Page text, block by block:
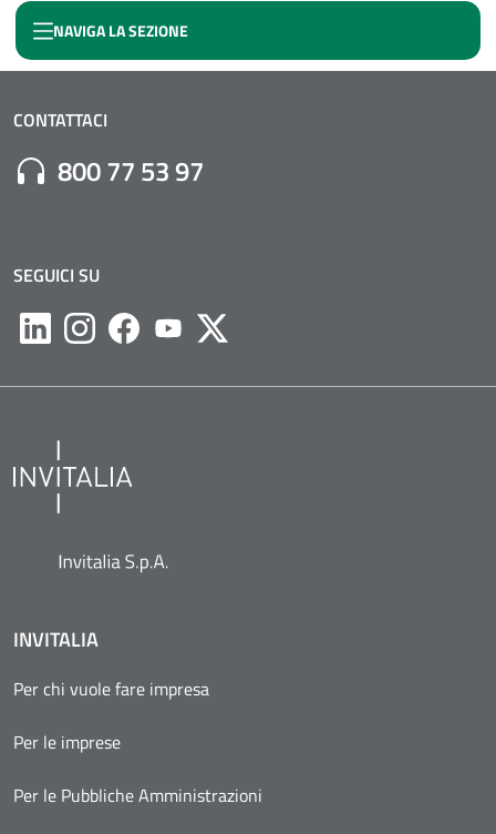
NAVIGA LA SEZIONE
SOSTEGNO ALLE PMI PER LA PARTECIPAZIONE ALLE
CONTATTACI
Numero di Telefono:
800 77 53 97
SEGUICI SU
LikedinInstagramFacebookYoutubeTwitter
INVITALIA
Per chi vuole fare impresa
Per le imprese
Per le Pubbliche Amministrazioni